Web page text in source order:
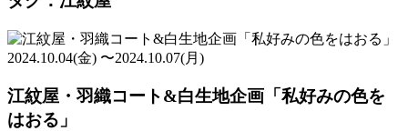
2024.10.04(金) 〜2024.10.07(月)
江紋屋・羽織コート&白生地企画「私好みの色を
はおる」